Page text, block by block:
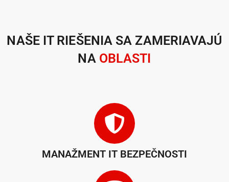
NAŠE IT RIEŠENIA SA ZAMERIAVAJÚ
NA OBLASTI
MANAŽMENT IT BEZPEČNOSTI